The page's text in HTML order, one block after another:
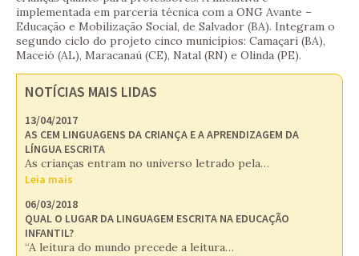
implementada em parceria técnica com a ONG Avante –
Educação e Mobilização Social, de Salvador (BA). Integram o
segundo ciclo do projeto cinco municípios: Camaçari (BA),
Maceió (AL), Maracanaú (CE), Natal (RN) e Olinda (PE).
NOTÍCIAS MAIS LIDAS
13/04/2017
AS CEM LINGUAGENS DA CRIANÇA E A APRENDIZAGEM DA
LÍNGUA ESCRITA
As crianças entram no universo letrado pela…
Leia mais
06/03/2018
QUAL O LUGAR DA LINGUAGEM ESCRITA NA EDUCAÇÃO
INFANTIL?
“A leitura do mundo precede a leitura…